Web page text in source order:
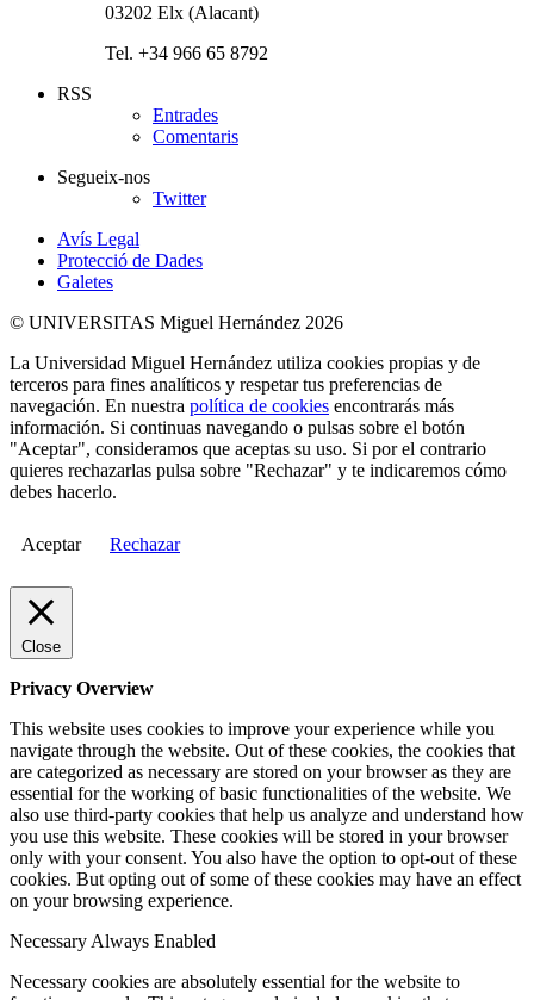
03202 Elx (Alacant)
Tel. +34 966 65 8792
RSS
Entrades
Comentaris
Segueix-nos
Twitter
Avís Legal
Protecció de Dades
Galetes
© UNIVERSITAS Miguel Hernández 2026
La Universidad Miguel Hernández utiliza cookies propias y de
terceros para fines analíticos y respetar tus preferencias de
navegación. En nuestra política de cookies encontrarás más
información. Si continuas navegando o pulsas sobre el botón
"Aceptar", consideramos que aceptas su uso. Si por el contrario
quieres rechazarlas pulsa sobre "Rechazar" y te indicaremos cómo
debes hacerlo.
Aceptar Rechazar
Close
Privacy Overview
This website uses cookies to improve your experience while you
navigate through the website. Out of these cookies, the cookies that
are categorized as necessary are stored on your browser as they are
essential for the working of basic functionalities of the website. We
also use third-party cookies that help us analyze and understand how
you use this website. These cookies will be stored in your browser
only with your consent. You also have the option to opt-out of these
cookies. But opting out of some of these cookies may have an effect
on your browsing experience.
Necessary Always Enabled
Necessary cookies are absolutely essential for the website to